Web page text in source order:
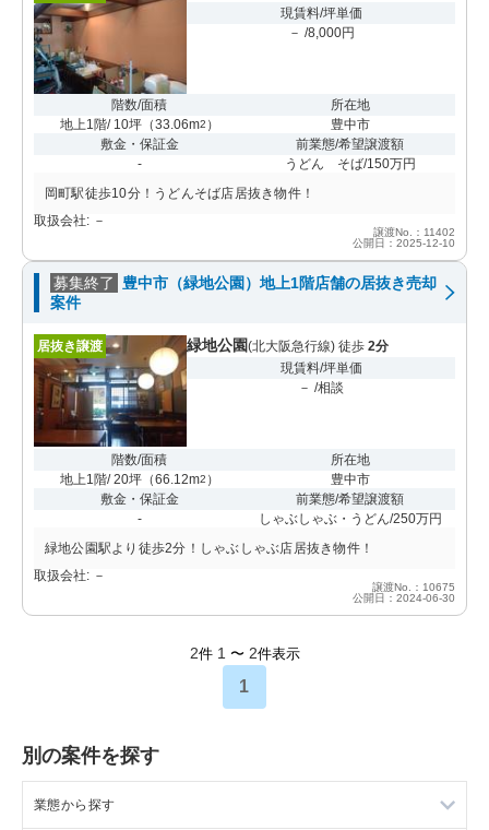
現賃料/坪単価
－ /8,000円
階数/面積
地上1階/ 10坪（33.06m2 ）
所在地
豊中市
敷金・保証金
-
前業態/希望譲渡額
うどん そば/150万円
岡町駅徒歩10分！うどんそば店居抜き物件！
取扱会社: －
譲渡No.：11402
公開日：2025-12-10
募集終了
豊中市（緑地公園）地上1階店舗の居抜き売却
案件
居抜き譲渡 緑地公園(北大阪急行線) 徒歩 2分
現賃料/坪単価
－ /相談
階数/面積
地上1階/ 20坪（66.12m2 ）
所在地
豊中市
敷金・保証金
-
前業態/希望譲渡額
しゃぶしゃぶ・うどん/250万円
緑地公園駅より徒歩2分！しゃぶしゃぶ店居抜き物件！
取扱会社: －
譲渡No.：10675
公開日：2024-06-30
2件 1 〜 2件表示
1
別の案件を探す
業態から探す